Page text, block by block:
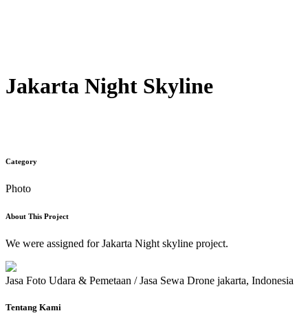
Jakarta Night Skyline
Category
Photo
About This Project
We were assigned for Jakarta Night skyline project.
Jasa Foto Udara & Pemetaan / Jasa Sewa Drone jakarta, Indonesia
Tentang Kami